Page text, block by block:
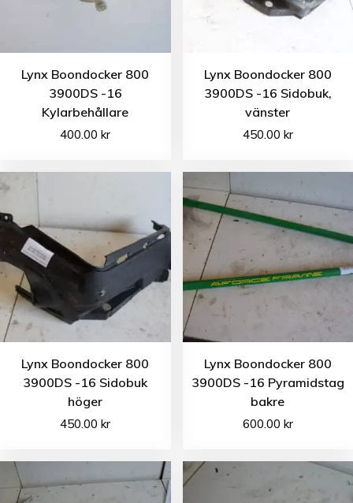
Lynx Boondocker 800
3900DS -16
Kylarbehållare
400.00kr
Lynx Boondocker 800
3900DS -16 Sidobuk,
vänster
450.00 kr
Lynx Boondocker 800
3900DS -16 Sidobuk
höger
450.00kr
Lynx Boondocker 800
3900DS -16 Pyramidstag
bakre
600.00 kr